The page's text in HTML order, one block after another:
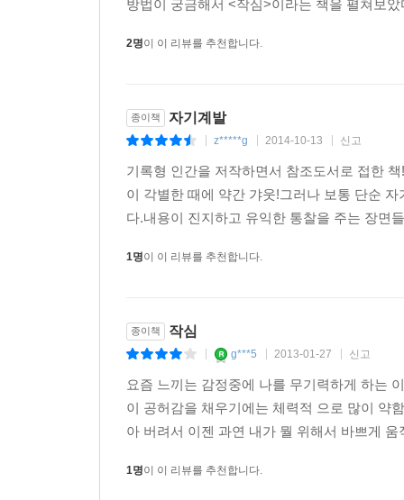
방법이 궁금해서 <작심>이라는 책을 펼쳐보
2명이 이 리뷰를 추천합니다.
종이책 자기계발
z*****g 2014-10-13 신고
기록형 인간을 저작하면서 참조도서로 접한
이 각별한 때에 약간 갸웃!그러나 보통 단순
다.내용이 진지하고 유익한 통찰을 주는 장면
1명이 이 리뷰를 추천합니다.
종이책 작심
g***5 2013-01-27 신고
요즘 느끼는 감정중에 나를 무기력하게 하는
이 공허감을 채우기에는 체력적 으로 많이 약
아 버려서 이젠 과연 내가 뭘 위해서 바쁘게
1명이 이 리뷰를 추천합니다.